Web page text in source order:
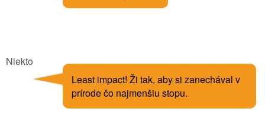
Niekto
Least impact! Ži tak, aby si zanechával v
prírode čo najmenšiu stopu.